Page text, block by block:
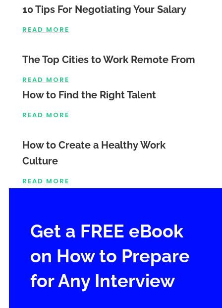
10 Tips For Negotiating Your Salary
READ MORE
The Top Cities to Work Remote From
READ MORE
How to Find the Right Talent
READ MORE
How to Create a Healthy Work
Culture
READ MORE
Get a FREE eBook
on How to Prepare
for Any Interview